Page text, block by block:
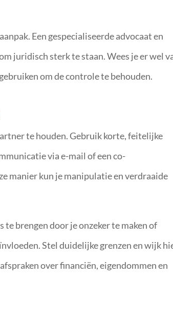
Een gespecialiseerde advocaat en
juridisch sterk te staan. Wees je er wel
om de controle te behouden.
te houden. Gebruik korte, feitelijke
via e-mail of een co-
manier kun je manipulatie en verdraaide
brengen door je onzeker te maken of
Stel duidelijke grenzen en wijk
over financiën, eigendommen en